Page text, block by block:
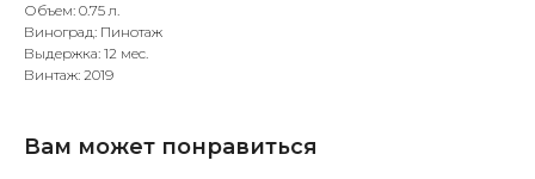
Объем: 0.75 л.
Виноград: Пинотаж
Выдержка: 12 мес.
Винтаж: 2019
Вам может понравиться